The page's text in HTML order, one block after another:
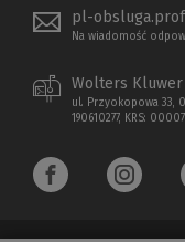
pl-
Na wiadomość
Wolters Kluwer
ul. Przyokopowa 33,
190610277, KRS: